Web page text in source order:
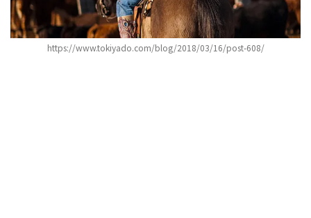
https://www.tokiyado.com/blog/2018/03/16/post-608/